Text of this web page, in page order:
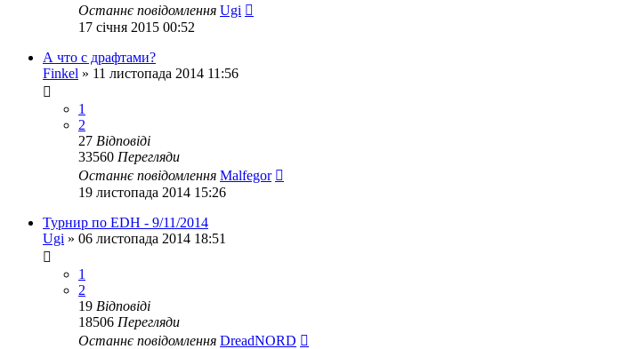
Останнє повідомлення Ugi
17 січня 2015 00:52
А что с драфтами?
Finkel » 11 листопада 2014 11:56
1
2
27 Відповіді
33560 Перегляди
Останнє повідомлення Malfegor
19 листопада 2014 15:26
Турнир по EDH - 9/11/2014
Ugi » 06 листопада 2014 18:51
1
2
19 Відповіді
18506 Перегляди
Останнє повідомлення DreadNORD